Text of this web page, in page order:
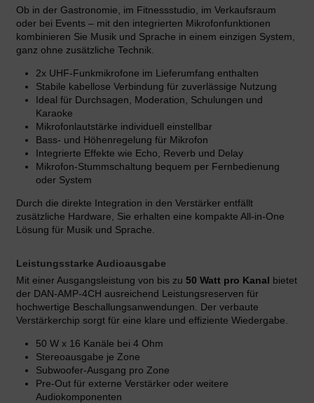
Ob in der Gastronomie, im Fitnessstudio, im Verkaufsraum
oder bei Events – mit den integrierten Mikrofonfunktionen
kombinieren Sie Musik und Sprache in einem einzigen System,
ganz ohne zusätzliche Technik.
2x UHF-Funkmikrofone im Lieferumfang enthalten
Stabile kabellose Verbindung für zuverlässige Nutzung
Ideal für Durchsagen, Moderation, Schulungen und
Karaoke
Mikrofonlautstärke individuell einstellbar
Bass- und Höhenregelung für Mikrofon
Integrierte Effekte wie Echo, Reverb und Delay
Mikrofon-Stummschaltung bequem per Fernbedienung
oder System
Durch die direkte Integration in den Verstärker entfällt
zusätzliche Hardware, Sie erhalten eine kompakte All-in-One
Lösung für Musik und Sprache.
Leistungsstarke Audioausgabe
Mit einer Ausgangsleistung von bis zu 50 Watt pro Kanal bietet
der DAN-AMP-4CH ausreichend Leistungsreserven für
hochwertige Beschallungsanwendungen. Der verbaute
Verstärkerchip sorgt für eine klare und effiziente Wiedergabe.
50 W x 16 Kanäle bei 4 Ohm
Stereoausgabe je Zone
Subwoofer-Ausgang pro Zone
Pre-Out für externe Verstärker oder weitere
Audiokomponenten